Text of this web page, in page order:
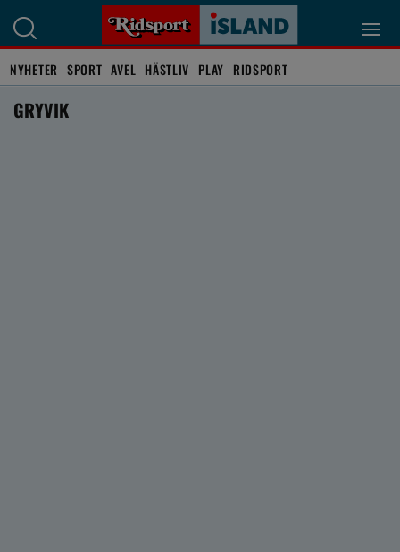
NYHETER SPORT AVEL HÄSTLIV PLAY RIDSPORT
GRYVIK